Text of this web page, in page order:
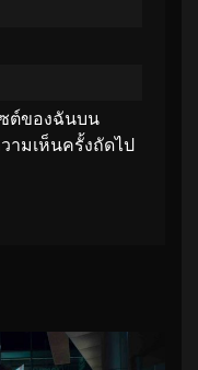
ต์ของฉันบน
ามเห็นครั้งถัดไป